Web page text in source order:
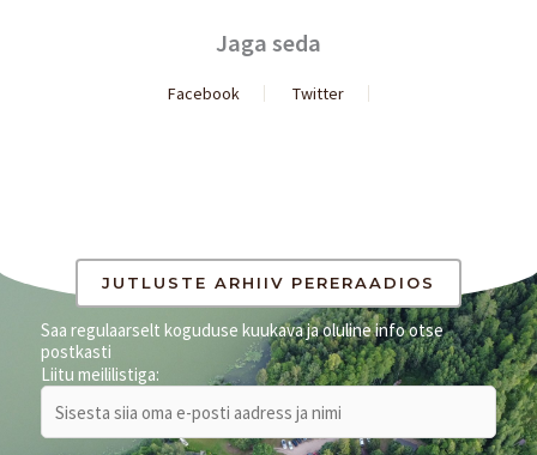
Jaga seda
Facebook Twitter
JUTLUSTE ARHIIV PERERAADIOS
Saa regulaarselt koguduse kuukava ja oluline info otse
postkasti
Liitu meililistiga: